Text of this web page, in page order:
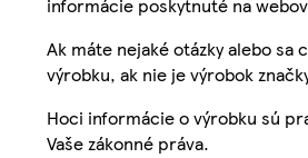
informácie poskytnuté na
Ak máte nejaké otázky alebo sa
výrobku, ak nie je výrobok
Hoci informácie o výrobku sú
Vaše zákonné práva.